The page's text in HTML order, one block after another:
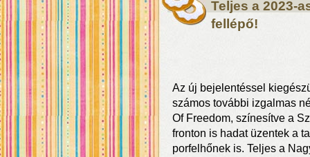
Teljes a 2023-
fellépő!
Az új bejelentéssel
számos további izgalmas
Of Freedom, színesítve a
fronton is hadat üzentek a
porfelhőnek is. Teljes a